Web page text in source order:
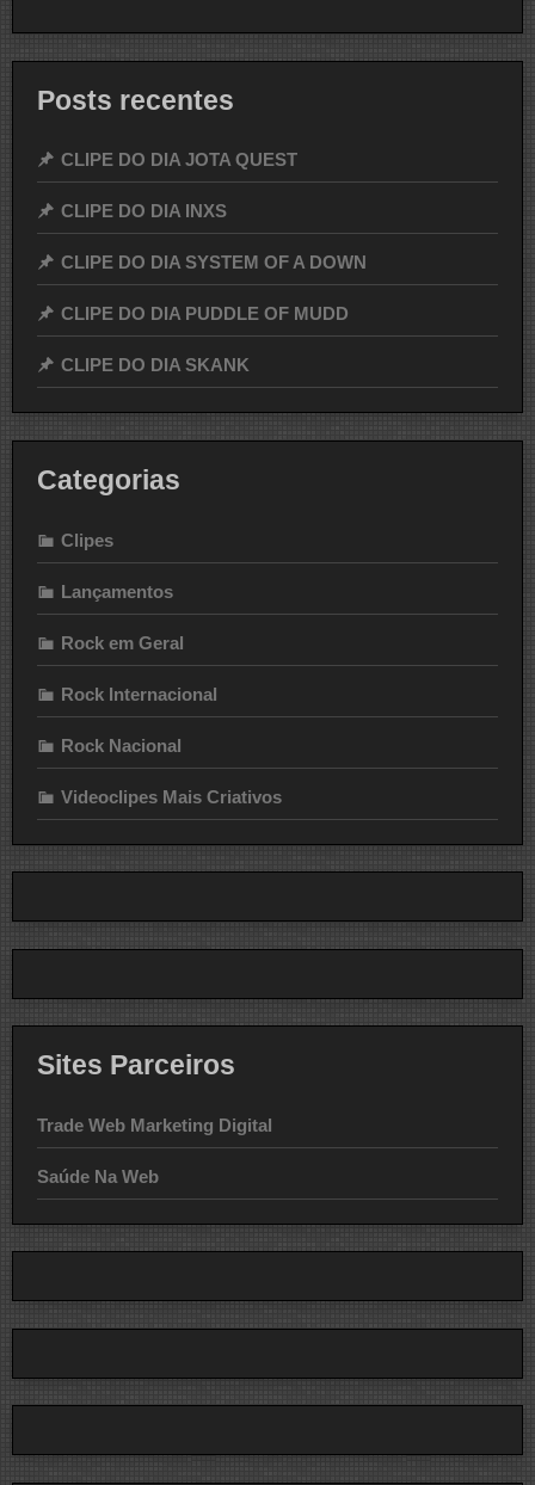
Posts recentes
CLIPE DO DIA JOTA QUEST
CLIPE DO DIA INXS
CLIPE DO DIA SYSTEM OF A DOWN
CLIPE DO DIA PUDDLE OF MUDD
CLIPE DO DIA SKANK
Categorias
Clipes
Lançamentos
Rock em Geral
Rock Internacional
Rock Nacional
Videoclipes Mais Criativos
Sites Parceiros
Trade Web Marketing Digital
Saúde Na Web